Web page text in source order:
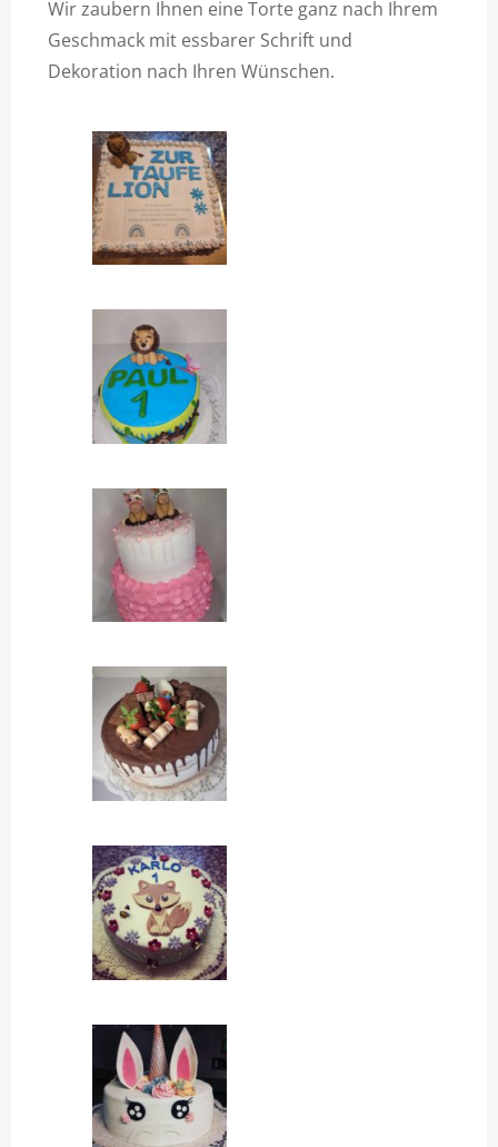
Wir zaubern Ihnen eine Torte ganz nach Ihrem
Geschmack mit essbarer Schrift und
Dekoration nach Ihren Wünschen.